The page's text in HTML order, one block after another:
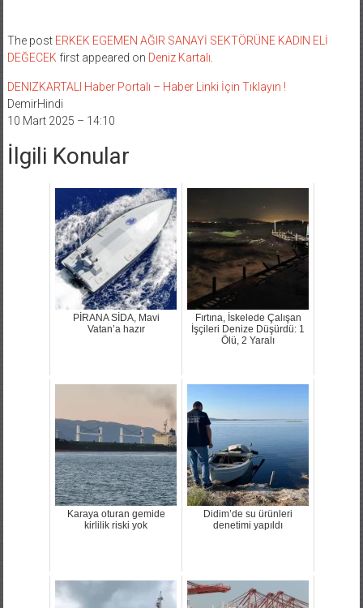
The post ERKEK EGEMEN AĞIR SANAYİ SEKTÖRÜNE KADIN ELİ
DEĞECEK first appeared on Deniz Kartalı
DENIZKARTALI Haber Portalı – Haber Linki İçin Tıklayın !
DemirHindi
10 Mart 2025 – 14:10
İlgili Konular
PİRANA SİDA, Mavi
Vatan’a hazır
Fırtına, İskelede Çalışan
İşçileri Denize Düşürdü: 1
Ölü, 2 Yaralı
Karaya oturan gemide
kirlilik riski yok
Didim’de su ürünleri
denetimi yapıldı